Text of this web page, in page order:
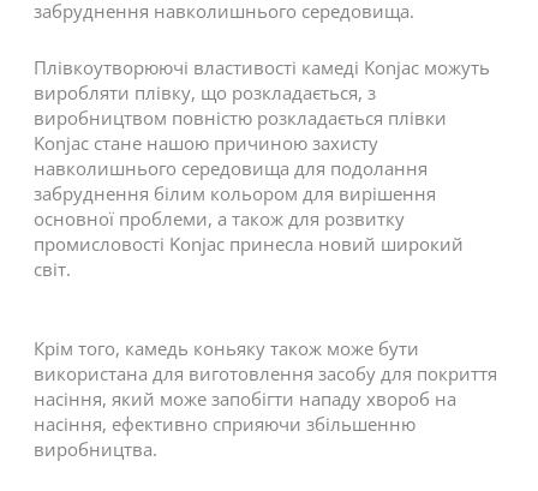
забруднення навколишнього середовища.
Плівкоутворюючі властивості камеді Konjac можуть
виробляти плівку, що розкладається, з
виробництвом повністю розкладається плівки
Konjac стане нашою причиною захисту
навколишнього середовища для подолання
забруднення білим кольором для вирішення
основної проблеми, а також для розвитку
промисловості Konjac принесла новий широкий
світ.
Крім того, камедь коньяку також може бути
використана для виготовлення засобу для покриття
насіння, який може запобігти нападу хвороб на
насіння, ефективно сприяючи збільшенню
виробництва.